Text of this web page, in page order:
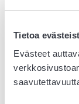
Tietoa
Evästeet
suomen tai